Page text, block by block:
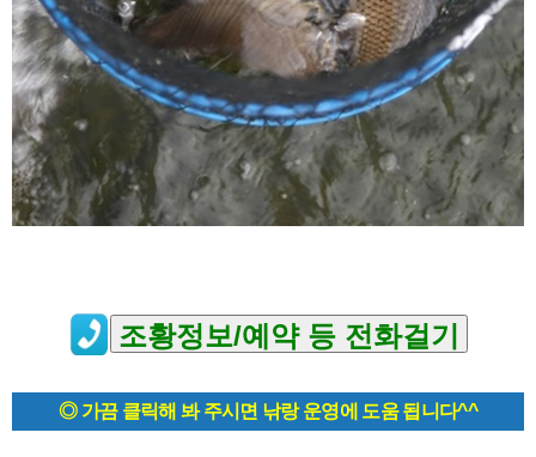
◎ 가끔 클릭해 봐 주시면 낚랑 운영에 도움 됩니다^^